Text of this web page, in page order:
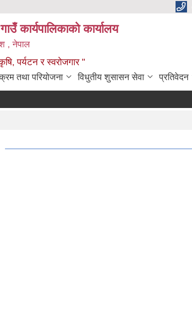
कार्यपालिकाको कार्यालय
, नेपाल
पर्यटन र स्वरोजगार "
तथा परियोजना विधुतीय शुसासन सेवा प्रतिवेदन